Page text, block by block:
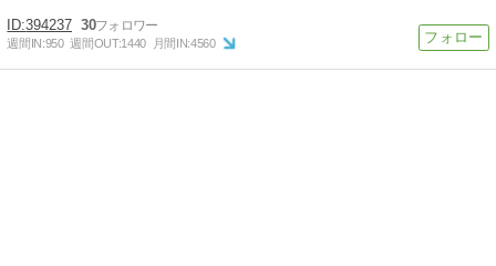
394237 30
週間IN:950 週間OUT:1440 月間IN:4560